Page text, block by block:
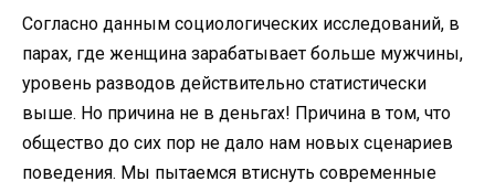
Согласно данным социологических исследований, в
парах, где женщина зарабатывает больше мужчины,
уровень разводов действительно статистически
выше. Но причина не в деньгах! Причина в том, что
общество до сих пор не дало нам новых сценариев
поведения. Мы пытаемся втиснуть современные